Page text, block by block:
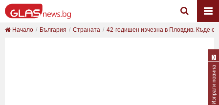
Начало България Страната 42-годишен изчезна в Пловдив. Къде е
Изпрати новина